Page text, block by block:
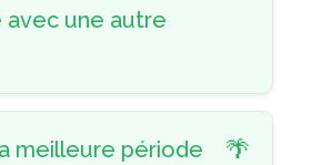
une autre
meilleure période